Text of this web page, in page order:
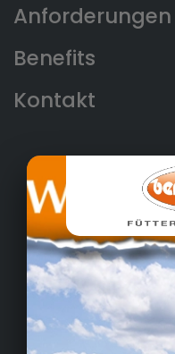
Anforderungen
Benefits